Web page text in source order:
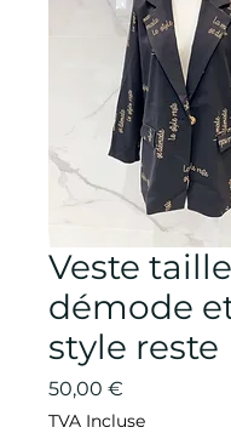
Veste
démode
style reste
50,00 €
TVA Incluse